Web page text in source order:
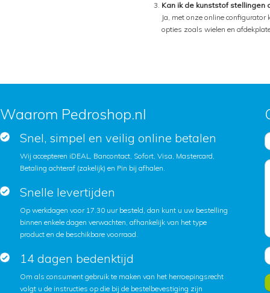
Kan ik de kunststof stellingen
Ja, met onze online
opties zoals wielen en
Waarom Pedroshop.nl
Snel, simpel en veilig online betalen
Wij accepteren iDEAL, Bancontact, Sofort, Visa, Mastercard,
Betaling achteraf (zakelijk) en Pin bij afhalen.
Snelle levertijden
Op werkdagen voor 17.30 uur besteld, dan kunt u uw bestelling
binnen enkele dagen verwachten, afhankelijk van het type
product en de beschikbare voorraad.
14 dagen bedenktijd
Om als consument gebruik te maken van het herroepingsrecht
volgt u de instructies op die bij de bestelbevestiging zijn